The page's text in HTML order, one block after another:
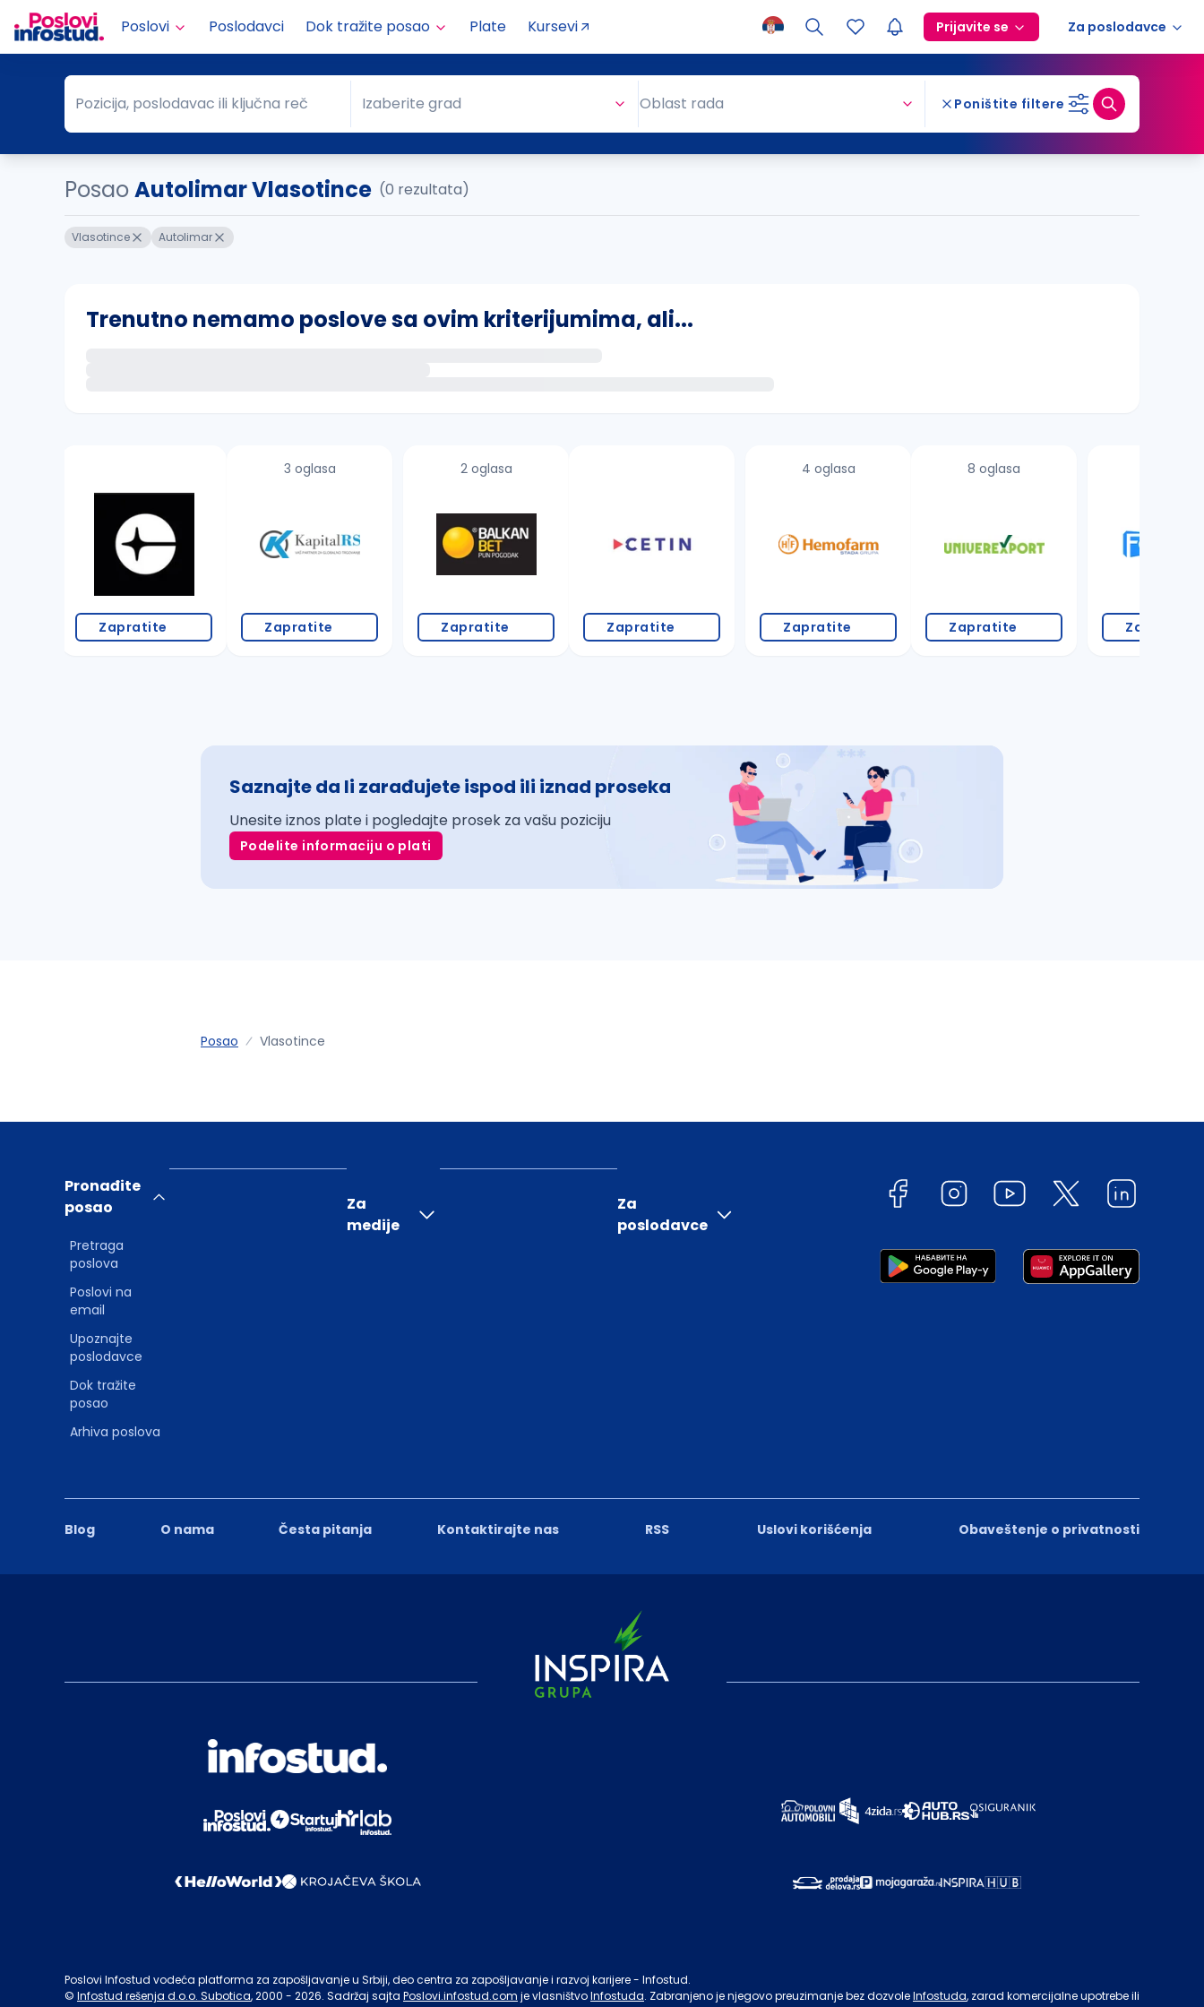
Poslovi Poslodavci Dok tražite posao Plate Kursevi Prijavite se Za poslodavce
Pozicija, poslodavac ili ključna reč
Pozicija, poslodavac ili ključna reč Grad
Izaberite grad Oblast rada Poništite filtere
PosaoAutolimar Vlasotince (0 rezultata)
Vlasotince Autolimar
Trenutno nemamo poslove sa ovim kriterijumima, ali...
proverite pravopisne greške (koristite č, ć, š, đ, ž, dž)
povećajte radijus za odabrani grad
Zapratite
3 oglasa
Zapratite
2 oglasa
Zapratite Zapratite
4 oglasa
Zapratite
8 oglasa
Zapratite Zapratite
Saznajte da li zarađujete ispod ili iznad proseka
Unesite iznos plate i pogledajte prosek za vašu poziciju
Podelite informaciju o plati
Posao Vlasotince
Blog O nama Česta pitanja Kontaktirajte nas RSS Uslovi korišćenja Obaveštenje o privatnosti
Pronađite
posao
Pretraga
poslova
Poslovi na
email
Upoznajte
poslodavce
Dok tražite
posao
Arhiva poslova
Za
medije
Za
poslodavce
Poslovi Infostud vodeća platforma za zapošljavanje u Srbiji, deo centra za zapošljavanje i razvoj karijere - Infostud.
© Infostud rešenja d.o.o. Subotica, 2000 - 2026. Sadržaj sajta Poslovi.infostud.com je vlasništvoInfostuda. Zabranjeno je njegovo preuzimanje bez dozvoleInfostuda, zarad komercijalne upotrebe ili